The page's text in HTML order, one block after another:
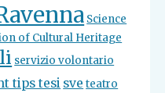
Science
of Cultural Heritage
servizio volontario
tips tesi sve teatro